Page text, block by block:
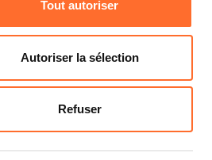
Tout autoriser
Autoriser la sélection
Refuser
area
noi